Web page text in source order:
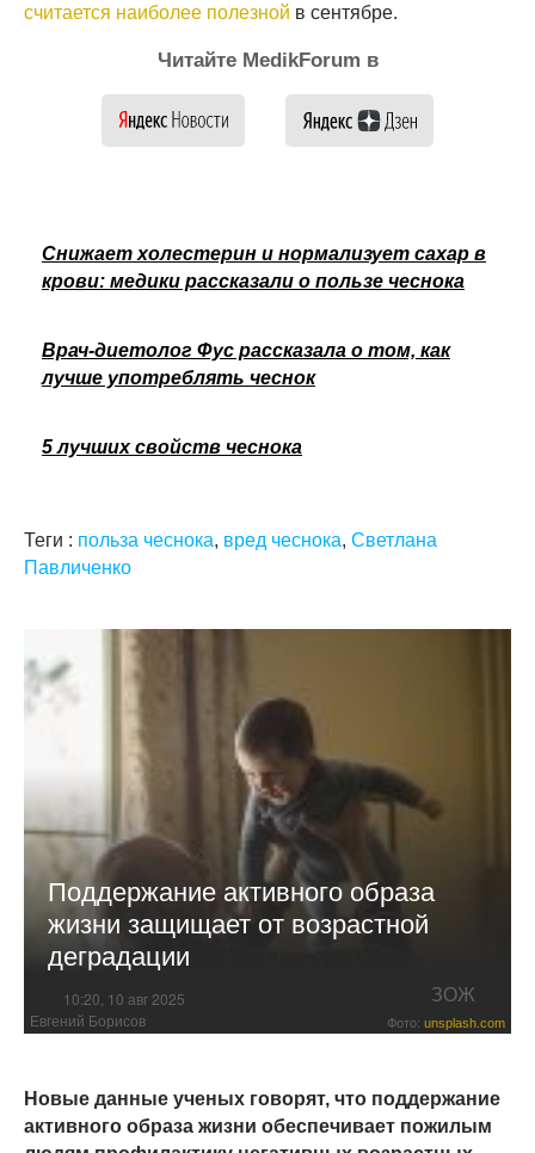
считается наиболее полезной в сентябре.
Читайте MedikForum в
Снижает холестерин и нормализует сахар в
крови: медики рассказали о пользе чеснока
Врач-диетолог Фус рассказала о том, как
лучше употреблять чеснок
5 лучших свойств чеснока
Теги : польза чеснока, вред чеснока, Светлана
Павличенко
Поддержание активного образа
жизни защищает от возрастной
деградации
10:20, 10 авг 2025 ЗОЖ
Евгений Борисов Фото: unsplash.com
Новые данные ученых говорят, что поддержание
активного образа жизни обеспечивает пожилым